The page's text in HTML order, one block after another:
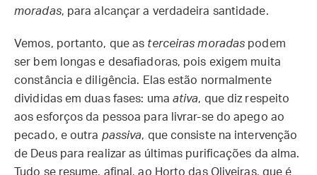
moradas, para alcançar a verdadeira santidade.
Vemos, portanto, que as terceiras moradas podem
ser bem longas e desafiadoras, pois exigem muita
constância e diligência. Elas estão normalmente
divididas em duas fases: uma ativa, que diz respeito
aos esforços da pessoa para livrar-se do apego ao
pecado, e outra passiva, que consiste na intervenção
de Deus para realizar as últimas purificações da alma.
Tudo se resume, afinal, ao Horto das Oliveiras, que é